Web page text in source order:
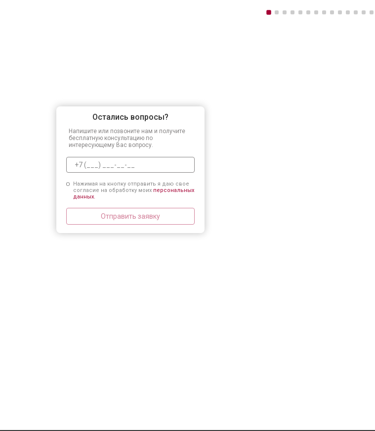
Остались вопросы?
Напишите или позвоните нам и получите
бесплатную консультацию по
интересующему Вас вопросу.
Нажимая на кнопку отправить я даю свое
согласие на обработку моих персональных
данных.
Отправить заявку